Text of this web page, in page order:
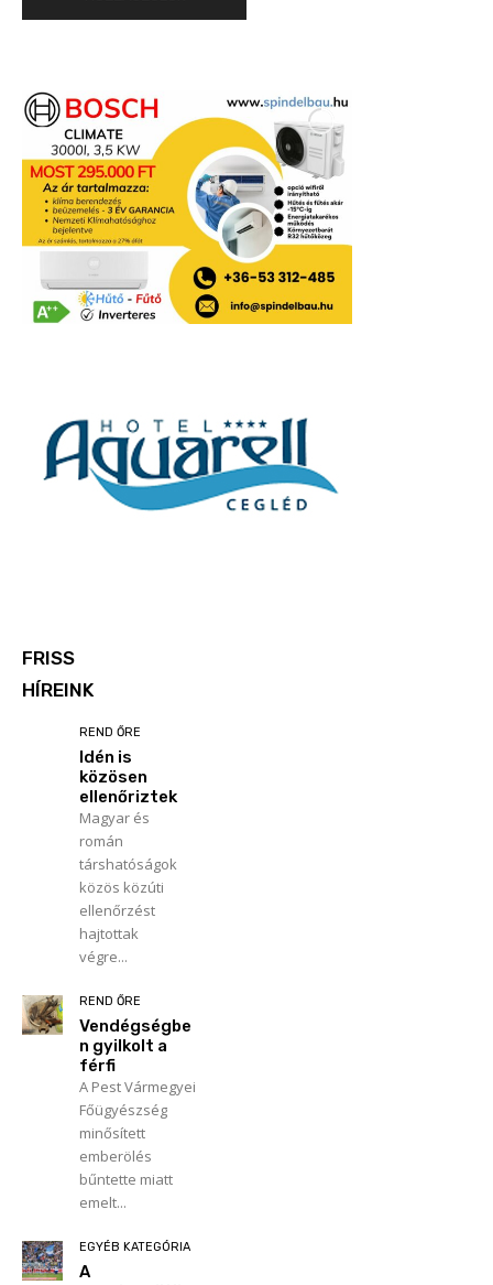
FRISS
HÍREINK
REND ŐRE
Idén is
közösen
ellenőriztek
Magyar és
román
társhatóságok
közös közúti
ellenőrzést
hajtottak
végre...
REND ŐRE
Vendégségbe
n gyilkolt a
férfi
A Pest Vármegyei
Főügyészség
minősített
emberölés
bűntette miatt
emelt...
EGYÉB KATEGÓRIA
A